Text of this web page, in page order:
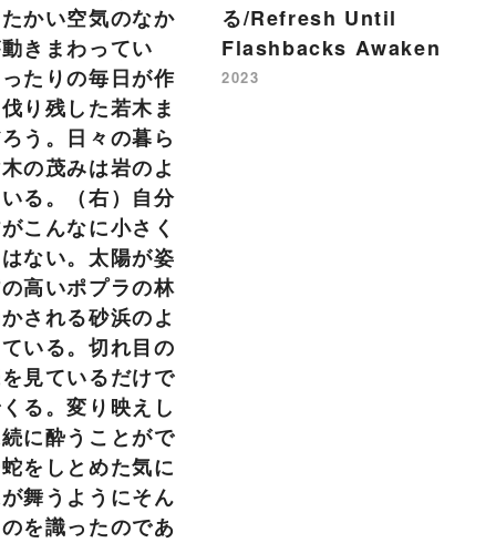
かい空気のなか
きまわってい
たりの毎日が作
り残した若木ま
う。日々の暮ら
の茂みは岩のよ
る。（右）自分
こんなに小さく
ない。太陽が姿
高いポプラの林
される砂浜のよ
いる。切れ目の
見ているだけで
る。変り映えし
に酔うことがで
をしとめた気に
舞うようにそん
を識ったのであ
る/Refresh Until
Flashbacks Awaken
2023